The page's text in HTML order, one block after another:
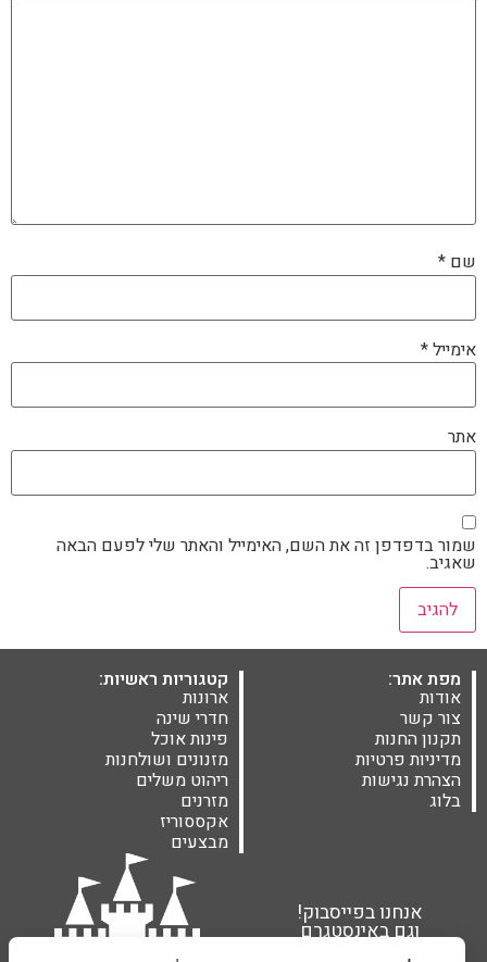
שם *
אימייל*
אתר
שמור בדפדפן זה את השם, האימייל והאתר שלי לפעם הבאה
שאגיב.
מפת אתר:
אודות
צור קשר
תקנון החנות
מדיניות פרטיות
הצהרת נגישות
בלוג
קטגוריות ראשיות:
ארונות
חדרי שינה
פינות אוכל
מזנונים ושולחנות
ריהוט משלים
מזרנים
אקססוריז
מבצעים
אנחנו בפייסבוק!
וגם באינסטגרם